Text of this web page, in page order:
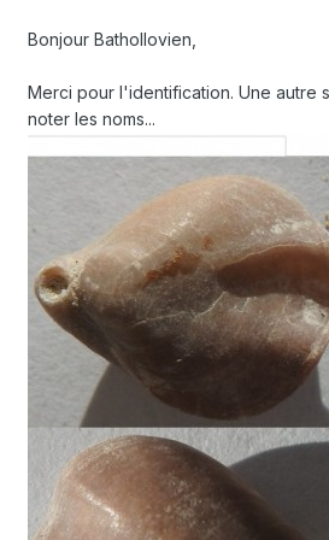
Bonjour Bathollovien,
Merci pour l'identification. Une autre
noter les noms...